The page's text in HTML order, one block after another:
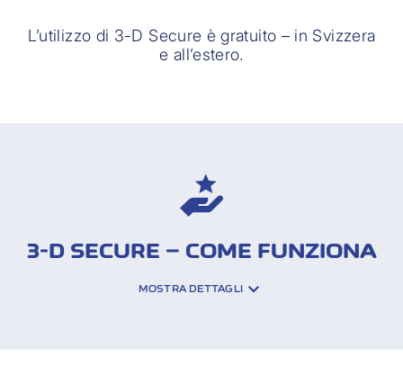
L’utilizzo di 3-D Secure è gratuito – in Svizzera
e all’estero.
3-D SECURE – COME FUNZIONA
MOSTRA DETTAGLI